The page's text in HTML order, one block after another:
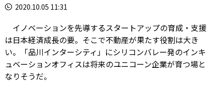
2020.10.05 11:31
イノベーションを先導するスタートアップの育成・支援
は日本経済成長の要。そこで不動産が果たす役割は大き
い。「品川インターシティ」にシリコンバレー発のインキ
ュベーションオフィスは将来のユニコーン企業が育つ場と
なりそうだ。